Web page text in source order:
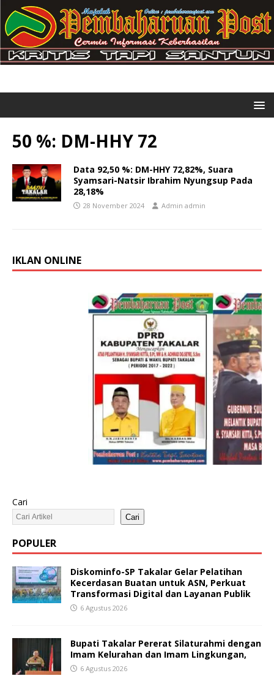
50 %: DM-HHY 72
Data 92,50 %: DM-HHY 72,82%, Suara
Syamsari-Natsir Ibrahim Nyungsup Pada
28,18%
28 November 2024 Admin admin
IKLAN ONLINE
Cari
Cari
POPULER
Diskominfo-SP Takalar Gelar Pelatihan
Kecerdasan Buatan untuk ASN, Perkuat
Transformasi Digital dan Layanan Publik
6 Agustus 2026
Bupati Takalar Pererat Silaturahmi dengan
Imam Kelurahan dan Imam Lingkungan,
6 Agustus 2026